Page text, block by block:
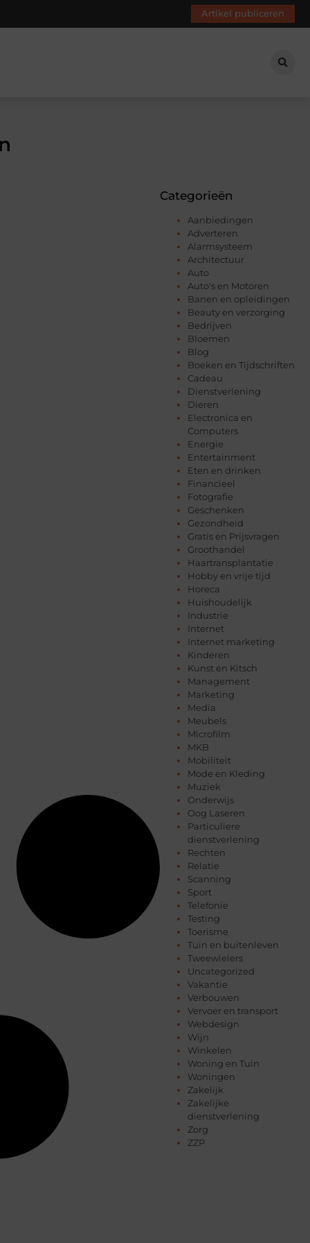
Artikel publiceren
Categorieën
Aanbiedingen
Adverteren
Alarmsysteem
Architectuur
Auto
Auto's en Motoren
Banen en opleidingen
Beauty en verzorging
Bedrijven
Bloemen
Blog
Boeken en Tijdschriften
Cadeau
Dienstverlening
Dieren
Electronica en
Computers
Energie
Entertainment
Eten en drinken
Financieel
Fotografie
Geschenken
Gezondheid
Gratis en Prijsvragen
Groothandel
Haartransplantatie
Hobby en vrije tijd
Horeca
Huishoudelijk
Industrie
Internet
Internet marketing
Kinderen
Kunst en Kitsch
Management
Marketing
Media
Meubels
Microfilm
MKB
Mobiliteit
Mode en Kleding
Muziek
Onderwijs
Oog Laseren
Particuliere
dienstverlening
Rechten
Relatie
Scanning
Sport
Telefonie
Testing
Toerisme
Tuin en buitenleven
Tweewielers
Uncategorized
Vakantie
Verbouwen
Vervoer en transport
Webdesign
Wijn
Winkelen
Woning en Tuin
Woningen
Zakelijk
Zakelijke
dienstverlening
Zorg
ZZP